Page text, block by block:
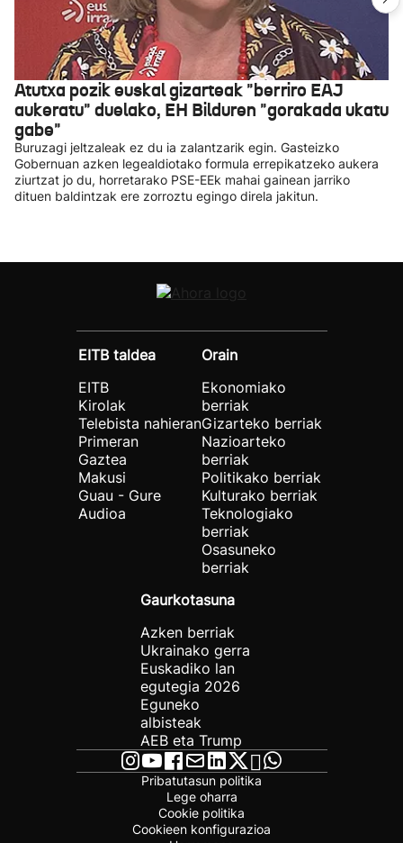
Atutxa pozik euskal gizarteak "berriro EAJ
aukeratu" duelako, EH Bilduren "gorakada ukatu
gabe"
Buruzagi jeltzaleak ez du ia zalantzarik egin. Gasteizko
Gobernuan azken legealdiotako formula errepikatzeko aukera
ziurtzat jo du, horretarako PSE-EEk mahai gainean jarriko
dituen baldintzak ere zorroztu egingo direla jakitun.
EITB taldea
EITB
Kirolak
Telebista nahieran
Primeran
Gaztea
Makusi
Guau - Gure
Audioa
Orain
Ekonomiako
berriak
Gizarteko berriak
Nazioarteko
berriak
Politikako berriak
Kulturako berriak
Teknologiako
berriak
Osasuneko
berriak
Gaurkotasuna
Azken berriak
Ukrainako gerra
Euskadiko lan
egutegia 2026
Eguneko
albisteak
AEB eta Trump
Pribatutasun politika
Lege oharra
Cookie politika
Cookieen konfigurazioa